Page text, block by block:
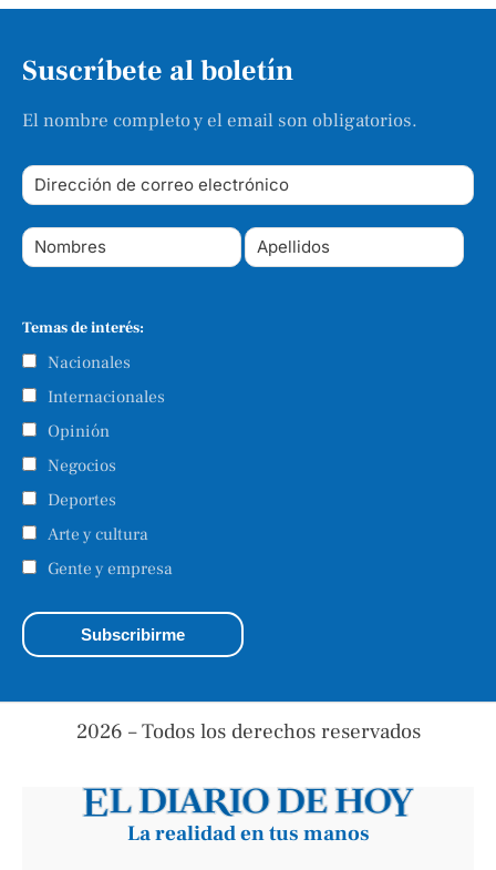
Suscríbete al boletín
El nombre completo y el email son obligatorios.
Temas de interés:
Nacionales
Internacionales
Opinión
Negocios
Deportes
Arte y cultura
Gente y empresa
2026 – Todos los derechos reservados
La realidad en tus manos